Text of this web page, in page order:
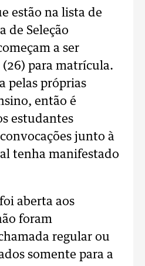
estão na lista de
de Seleção
a ser
para matrícula.
pelas próprias
então é
estudantes
junto à
tenha manifestado
aberta aos
foram
regular ou
somente para a